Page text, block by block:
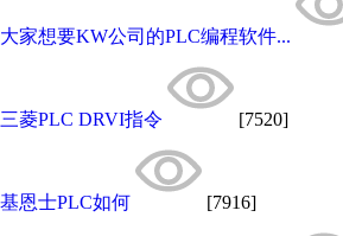
大家想要KW公司的PLC编程软件...
三菱PLC DRVI指令 [7520]
基恩士PLC如何 [7916]